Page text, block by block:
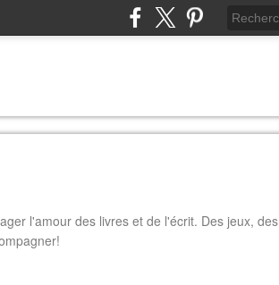
l'amour des livres et de l'écrit. Des jeux, des